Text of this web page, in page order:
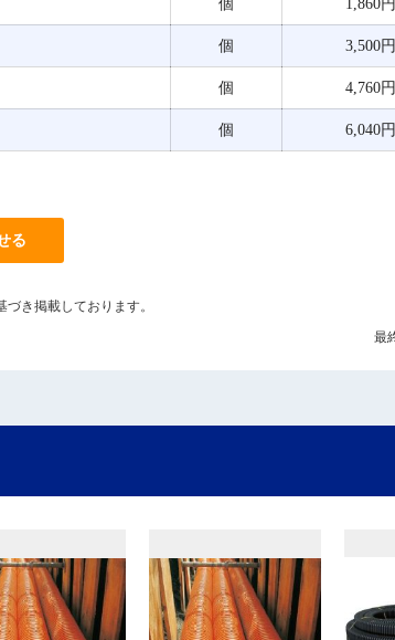
個 1,860円
個 3,500円
個 4,760円
個 6,040円
る
き掲載しております。
最